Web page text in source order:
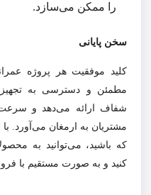
را ممکن می‌سازد.
سخن پایانی
کلید موفقیت هر پروژه
مطمئن و دسترسی به
شفاف ارائه می‌دهد و سرعت
مشتریان به ارمغان می‌آورد. با
که باشید، می‌توانید به
کنید و به صورت مستقیم با